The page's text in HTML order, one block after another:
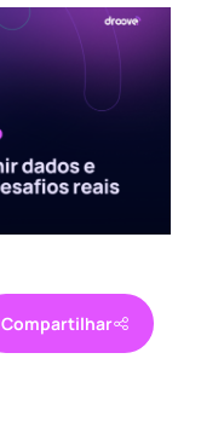
Compartilhar